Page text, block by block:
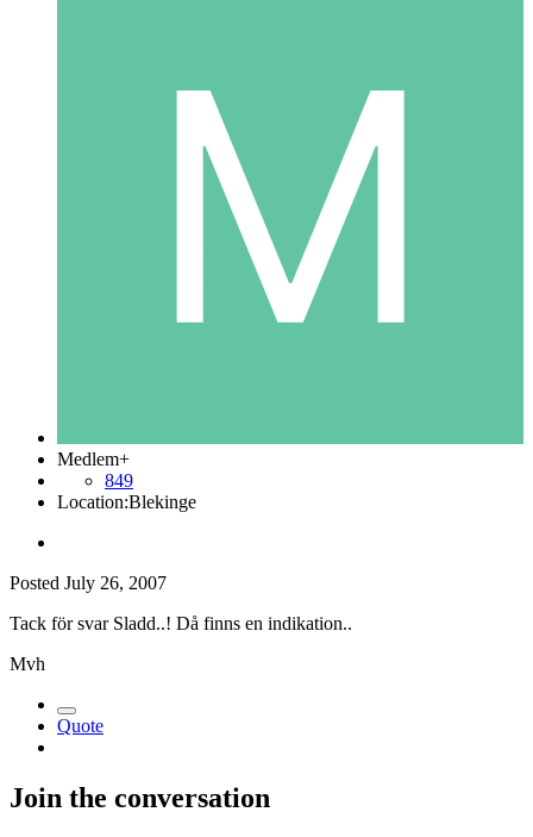
Medlem+
849
Location:Blekinge
Posted July 26, 2007
Tack för svar Sladd..! Då finns en indikation..
Mvh
Quote
Join the conversation